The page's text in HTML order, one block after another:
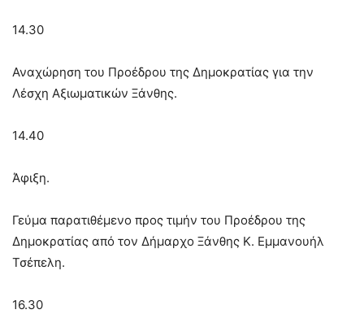
14.30
Αναχώρηση του Προέδρου της Δημοκρατίας για την
Λέσχη Αξιωματικών Ξάνθης.
14.40
Άφιξη.
Γεύμα παρατιθέμενο προς τιμήν του Προέδρου της
Δημοκρατίας από τον Δήμαρχο Ξάνθης Κ. Εμμανουήλ
Τσέπελη.
16.30